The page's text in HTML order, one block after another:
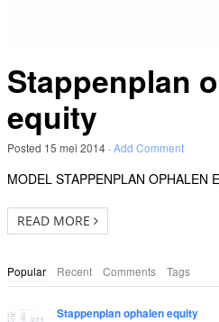
Stappenplan
equity
Posted 15 mei 2014 ·Add Comment
MODEL STAPPENPLAN OPHALEN
READ MORE
Popular Recent Comments Tags
Stappenplan ophalen equity